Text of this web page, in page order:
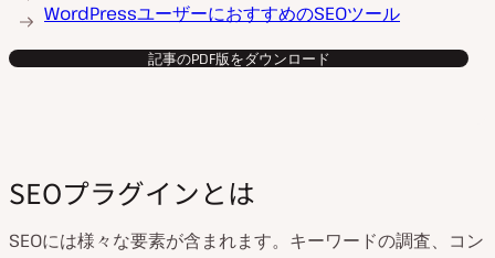
WordPressユーザーにおすすめのSEOツール
記事のPDF版をダウンロード
SEOプラグインとは
SEOには様々な要素が含まれます。キーワードの調査、コン